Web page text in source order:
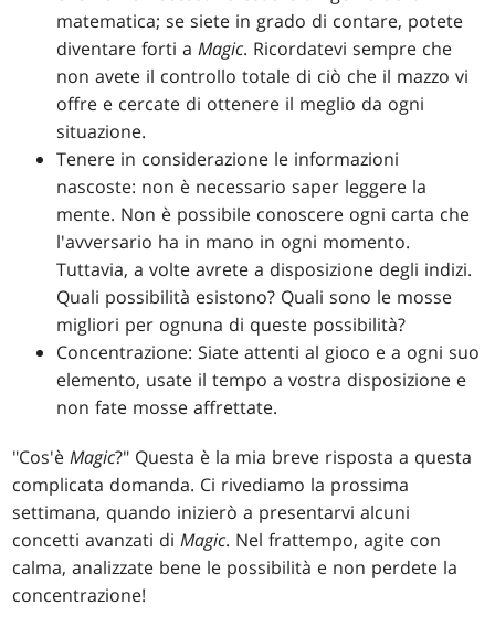
matematica; se siete in grado di contare, potete
diventare forti aMagic. Ricordatevi sempre che
non avete il controllo totale di ciò che il mazzo vi
offre e cercate di ottenere il meglio da ogni
situazione.
Tenere in considerazione le informazioni
nascoste: non è necessario saper leggere la
mente. Non è possibile conoscere ogni carta che
l'avversario ha in mano in ogni momento.
Tuttavia, a volte avrete a disposizione degli indizi.
Quali possibilità esistono? Quali sono le mosse
migliori per ognuna di queste possibilità?
Concentrazione: Siate attenti al gioco e a ogni suo
elemento, usate il tempo a vostra disposizione e
non fate mosse affrettate.
"Cos'èMagic?" Questa è la mia breve risposta a questa
complicata domanda. Ci rivediamo la prossima
settimana, quando inizierò a presentarvi alcuni
concetti avanzati diMagic. Nel frattempo, agite con
calma, analizzate bene le possibilità e non perdete la
concentrazione!